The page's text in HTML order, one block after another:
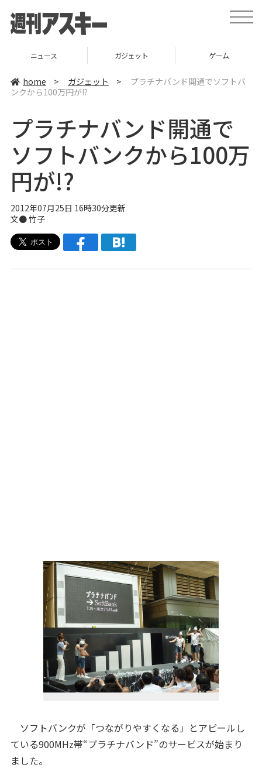
t
o
v
n
ニュース ガジェット ゲーム
home > ガジェット >
プラチナバンド開通でソフトバ
ンクから100万円が!?
プラチナバンド開通で
ソフトバンクから100万
円が!?
2012年07月25日 16時30分更新
文●竹子
ソフトバンクが「つながりやすくなる」とアピールし
ている900MHz帯“プラチナバンド”のサービスが始まり
ました。